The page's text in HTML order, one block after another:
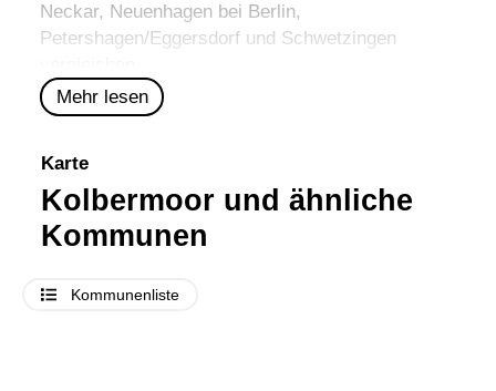
Neckar, Neuenhagen bei Berlin,
Petershagen/Eggersdorfund Schwetzingen
Mehr lesen
Karte
Kolbermoor und ähnliche
Kommunen
Kommunenliste